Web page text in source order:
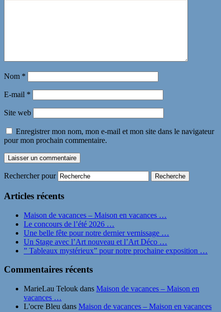
Nom *
E-mail *
Site web
Enregistrer mon nom, mon e-mail et mon site dans le navigateur
pour mon prochain commentaire.
Rechercher pour
Articles récents
Maison de vacances – Maison en vacances …
Le concours de l’été 2026 …
Une belle fête pour notre dernier vernissage …
Un Stage avec l’Art nouveau et l’Art Déco …
” Tableaux mystérieux” pour notre prochaine exposition …
Commentaires récents
MarieLau Telouk dans Maison de vacances – Maison en
vacances …
L'ocre Bleu dans Maison de vacances – Maison en vacances